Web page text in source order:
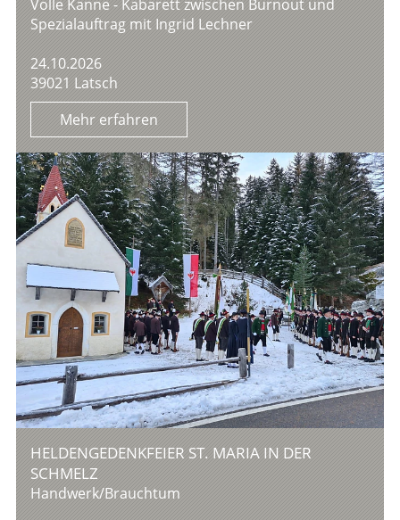
Volle Kanne - Kabarett zwischen Burnout und
Spezialauftrag mit Ingrid Lechner
24.10.2026
39021 Latsch
Mehr erfahren
HELDENGEDENKFEIER ST. MARIA IN DER
SCHMELZ
Handwerk/Brauchtum